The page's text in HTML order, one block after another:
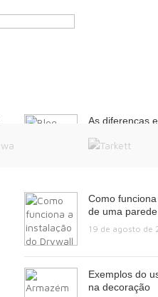
As diferenças
GESSO
Como
de uma
19 de agosto de
Exemplos do
na decoração